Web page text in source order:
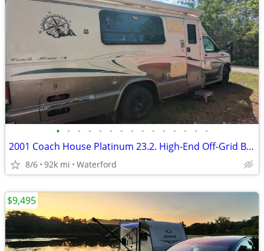
• • • • • • • • • • • • • • •
2001 Coach House Platinum 23.2. High-End Off-Grid Build (500W Solar / 300Ah lit
8/6 92k mi Waterford
$9,495